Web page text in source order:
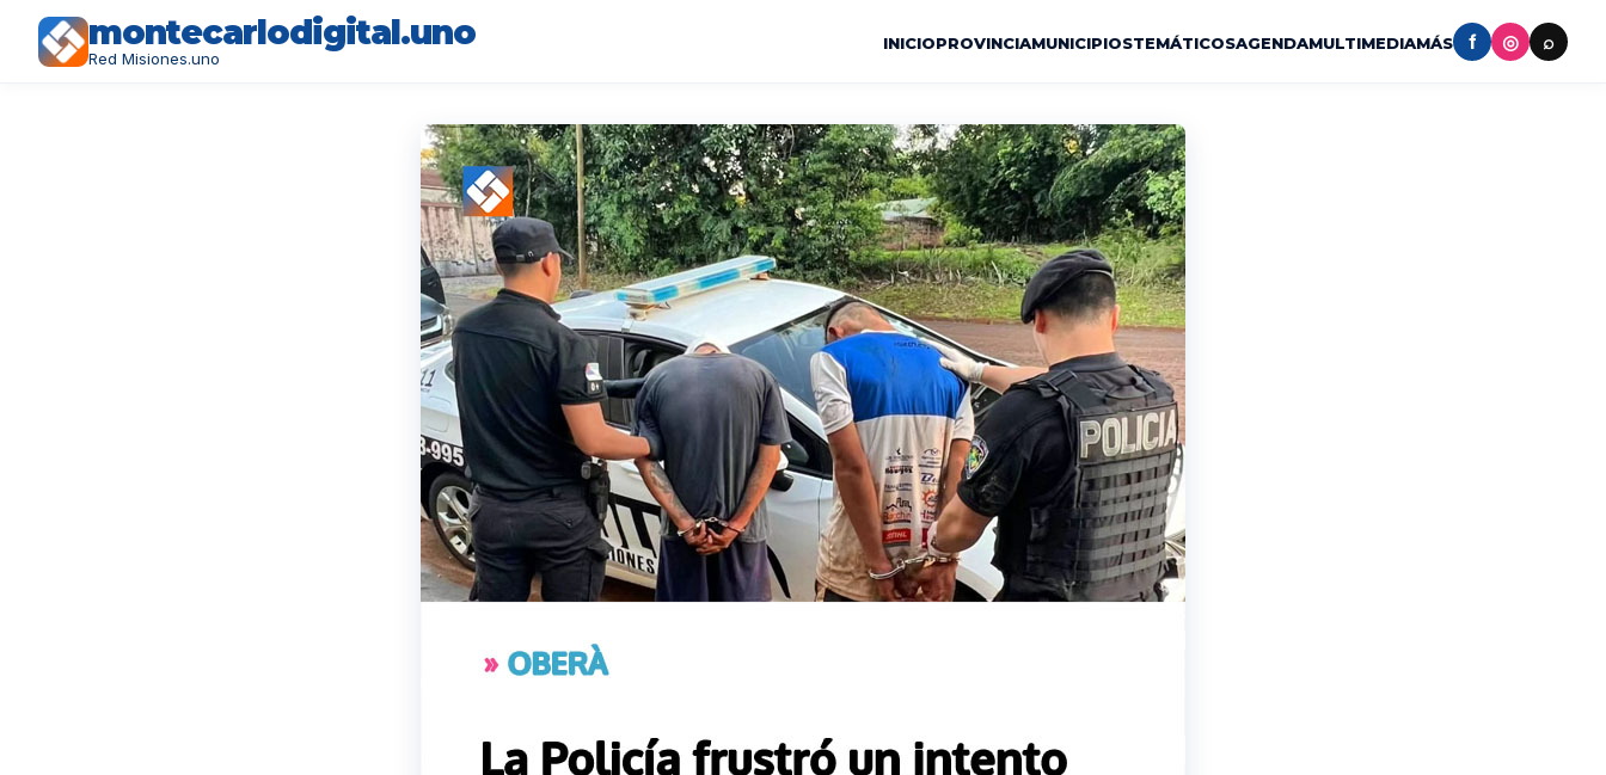
montecarlodigital.uno
Red Misiones.uno
INICIOPROVINCIAMUNICIPIOSTEMÁTICOSAGENDAMULTIMEDIAMÁS f ◎ ⌕